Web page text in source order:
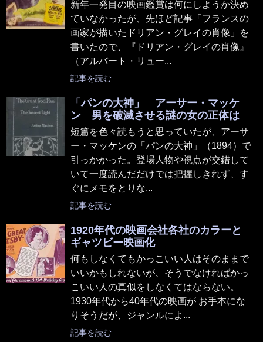
新年一発目の映画鑑賞は何にしようか決め
ていなかったが、先ほど記事「フランスの
画家が描いたドリアン・グレイの肖像」を
書いたので、『ドリアン・グレイの肖像』
（アルバート・リュー...
記事を読む
「パンの大神」 アーサー・マッケ
ン 男を破滅させる謎の女の正体は
短篇を色々読もうと思っていたが、アーサ
ー・マッケンの「パンの大神」（1894）で
引っかかった。登場人物や視点が交錯して
いて一度読んだだけでは把握しきれず、す
ぐにメモをとりな...
記事を読む
1920年代の映画会社各社のカラーと
ギャツビー映画化
何もしなくてもかっこいい人はそのままで
いいかもしれないが、そうでなければかっ
こいい人の真似をしなくてはならない。
1930年代から40年代の映画が お手本にな
りそうだが、ジャンルによ...
記事を読む